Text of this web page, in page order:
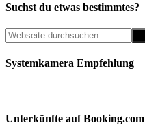
Suchst du etwas bestimmtes?
Systemkamera Empfehlung
Unterkünfte auf Booking.com